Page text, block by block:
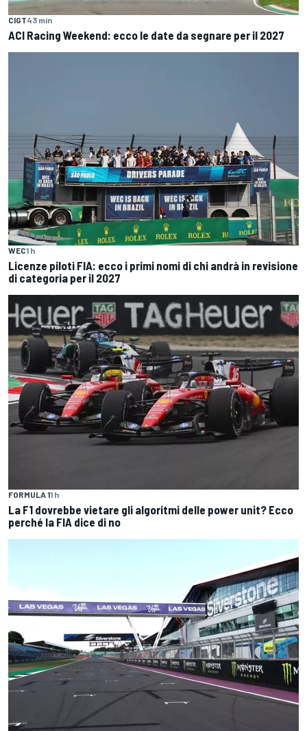
CIGT43 min
ACI Racing Weekend: ecco le date da segnare per il 2027
WEC1 h
Licenze piloti FIA: ecco i primi nomi di chi andrà in revisione
di categoria per il 2027
FORMULA 11 h
La F1 dovrebbe vietare gli algoritmi delle power unit? Ecco
perché la FIA dice di no